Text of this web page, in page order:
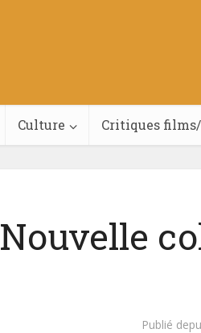
Culture Critiques
Nouvelle
Publié